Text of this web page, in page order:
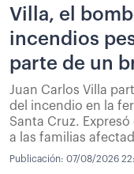
Villa, el
incendios
parte de un
Juan Carlos Villa
del incendio en la
Santa Cruz.
a las familias
Publicación: 07/08/2026